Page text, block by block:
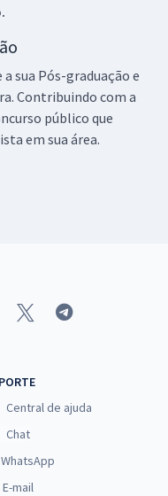
sua Pós-graduação e
Contribuindo com a
público que
em sua área.
Central de ajuda
Chat
WhatsApp
E-mail